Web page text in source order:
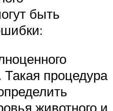
быть
Такая процедура
животного и